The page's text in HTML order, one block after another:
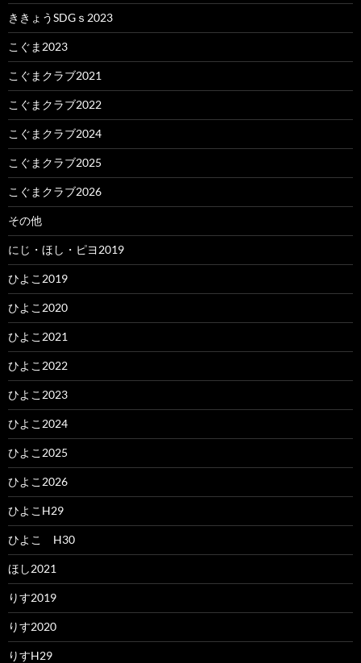
ききょうSDGｓ2023
こぐま2023
こぐまクラブ2021
こぐまクラブ2022
こぐまクラブ2024
こぐまクラブ2025
こぐまクラブ2026
その他
にじ・ほし・ピヨ2019
ひよこ2019
ひよこ2020
ひよこ2021
ひよこ2022
ひよこ2023
ひよこ2024
ひよこ2025
ひよこ2026
ひよこH29
ひよこ H30
ほし2021
りす2019
りす2020
りすH29